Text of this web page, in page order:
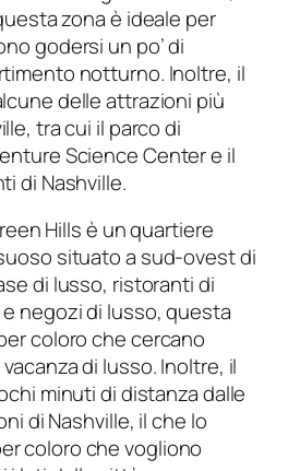
zona è ideale per
godersi un po’ di
notturno. Inoltre, il
delle attrazioni più
tra cui il parco di
Science Center e il
di Nashville.
Hills è un quartiere
situato a sud-ovest di
di lusso, ristoranti di
negozi di lusso, questa
coloro che cercano
di lusso. Inoltre, il
minuti di distanza dalle
di Nashville, il che lo
coloro che vogliono